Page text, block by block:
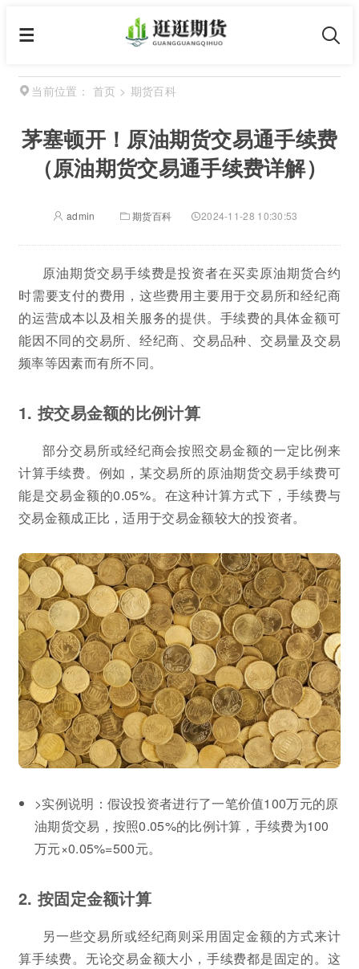
当前位置： 首页 > 期货百科
茅塞顿开！原油期货交易通手续费
（原油期货交易通手续费详解）
admin 期货百科 2024-11-28 10:30:53
原油期货交易手续费是投资者在买卖原油期货合约
时需要支付的费用，这些费用主要用于交易所和经纪商
的运营成本以及相关服务的提供。手续费的具体金额可
能因不同的交易所、经纪商、交易品种、交易量及交易
频率等因素而有所不同。
1. 按交易金额的比例计算
部分交易所或经纪商会按照交易金额的一定比例来
计算手续费。例如，某交易所的原油期货交易手续费可
能是交易金额的0.05%。在这种计算方式下，手续费与
交易金额成正比，适用于交易金额较大的投资者。
>实例说明：假设投资者进行了一笔价值100万元的原
油期货交易，按照0.05%的比例计算，手续费为100
万元×0.05%=500元。
2. 按固定金额计算
另一些交易所或经纪商则采用固定金额的方式来计
算手续费。无论交易金额大小，手续费都是固定的。这